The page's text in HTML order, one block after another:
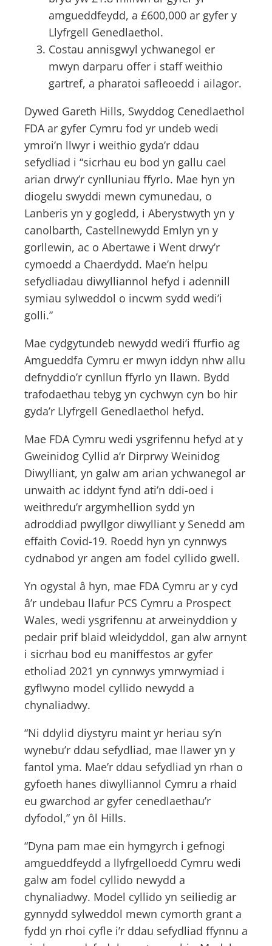
amgueddfeydd, a £600,000 ar gyfer y
Llyfrgell Genedlaethol.
Costau annisgwyl ychwanegol er
mwyn darparu offer i staff weithio
gartref, a pharatoi safleoedd i ailagor.
Dywed Gareth Hills, Swyddog Cenedlaethol
FDA ar gyfer Cymru fod yr undeb wedi
ymroi’n llwyr i weithio gyda’r ddau
sefydliad i “sicrhau eu bod yn gallu cael
arian drwy’r cynlluniau ffyrlo. Mae hyn yn
diogelu swyddi mewn cymunedau, o
Lanberis yn y gogledd, i Aberystwyth yn y
canolbarth, Castellnewydd Emlyn yn y
gorllewin, ac o Abertawe i Went drwy’r
cymoedd a Chaerdydd. Mae’n helpu
sefydliadau diwylliannol hefyd i adennill
symiau sylweddol o incwm sydd wedi’i
golli.”
Mae cydgytundeb newydd wedi’i ffurfio ag
Amgueddfa Cymru er mwyn iddyn nhw allu
defnyddio’r cynllun ffyrlo yn llawn. Bydd
trafodaethau tebyg yn cychwyn cyn bo hir
gyda’r Llyfrgell Genedlaethol hefyd.
Mae FDA Cymru wedi ysgrifennu hefyd at y
Gweinidog Cyllid a’r Dirprwy Weinidog
Diwylliant, yn galw am arian ychwanegol ar
unwaith ac iddynt fynd ati’n ddi-oed i
weithredu’r argymhellion sydd yn
adroddiad pwyllgor diwylliant y Senedd am
effaith Covid-19. Roedd hyn yn cynnwys
cydnabod yr angen am fodel cyllido gwell.
Yn ogystal â hyn, mae FDA Cymru ar y cyd
â’r undebau llafur PCS Cymru a Prospect
Wales, wedi ysgrifennu at arweinyddion y
pedair prif blaid wleidyddol, gan alw arnynt
i sicrhau bod eu maniffestos ar gyfer
etholiad 2021 yn cynnwys ymrwymiad i
gyflwyno model cyllido newydd a
chynaliadwy.
“Ni ddylid diystyru maint yr heriau sy’n
wynebu’r ddau sefydliad, mae llawer yn y
fantol yma. Mae’r ddau sefydliad yn rhan o
gyfoeth hanes diwylliannol Cymru a rhaid
eu gwarchod ar gyfer cenedlaethau’r
dyfodol,” yn ôl Hills.
“Dyna pam mae ein hymgyrch i gefnogi
amgueddfeydd a llyfrgelloedd Cymru wedi
galw am fodel cyllido newydd a
chynaliadwy. Model cyllido yn seiliedig ar
gynnydd sylweddol mewn cymorth grant a
fydd yn rhoi cyfle i’r ddau sefydliad ffynnu a